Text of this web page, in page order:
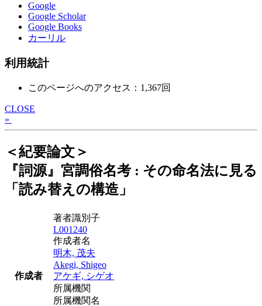
Google
Google Scholar
Google Books
カーリル
利用統計
このページへのアクセス：1,367回
CLOSE
»
＜紀要論文＞
『詞源』宮調俗名考 : その命名法に見る
「読み替えの構造」
作成者
著者識別子
L001240
作成者名
明木, 茂夫
Akegi, Shigeo
アケギ, シゲオ
所属機関
所属機関名